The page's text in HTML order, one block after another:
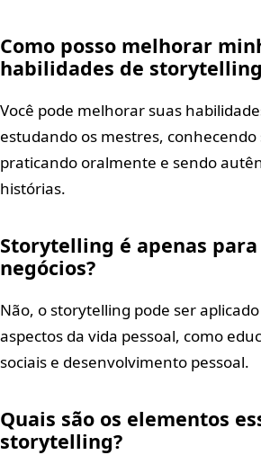
Como posso melhorar
habilidades de
Você pode melhorar suas
estudando os mestres, conhecendo
praticando oralmente e sendo
histórias.
Storytelling é apenas
negócios?
Não, o storytelling pode ser
aspectos da vida pessoal, como
sociais e desenvolvimento pessoal.
Quais são os elementos
storytelling?